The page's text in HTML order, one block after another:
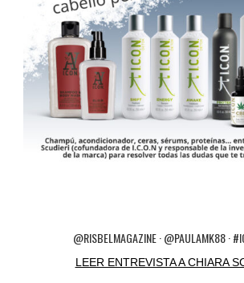
@RISBELMAGAZINE · @PAULAMK88 ·
LEER ENTREVISTA A CHIARA